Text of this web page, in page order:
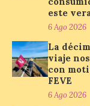
Paradores
como
7 Ago 2026
este
6 Ago 2026
La
viaje
con
FEVE
6 Ago 2026